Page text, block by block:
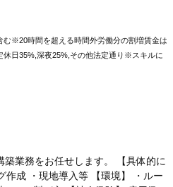
※20時間を超える時間外労働分の割増賃金は
日35%,深夜25%,その他法定通り※スキルに
築業務をお任せします。 【具体的に
作成 ・現地導入等 【環境】 ・ルー